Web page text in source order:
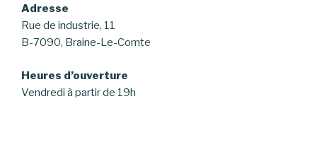
Adresse
Rue de industrie, 11
B-7090, Braine-Le-Comte
Heures d’ouverture
Vendredi à partir de 19h